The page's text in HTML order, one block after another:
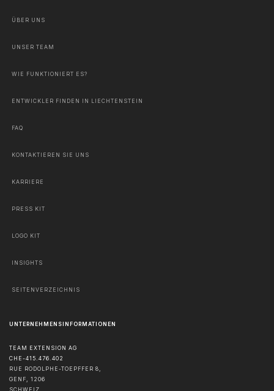
ÜBER UNS
UNSER TEAM
WIE FUNKTIONIERT ES?
ENTWICKLER FINDEN IN LIECHTENSTEIN
FAQ
KONTAKTIEREN SIE UNS
KARRIERE
PRESS KIT
LOGO KIT
INSIGHTS
SEITENVERZEICHNIS
UNTERNEHMENSINFORMATIONEN
TEAM EXTENSION AG
CHE-415.476.402
RUE RODOLPHE-TOEPFFER 8,
GENF, 1206